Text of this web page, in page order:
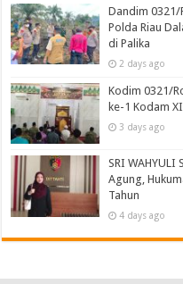
Dandim 0321/
Polda Riau
di Palika
2 days ago
Kodim 0321/
ke-1 Kodam
3 days ago
SRI WAHYULI
Agung,
Tahun
4 days ago